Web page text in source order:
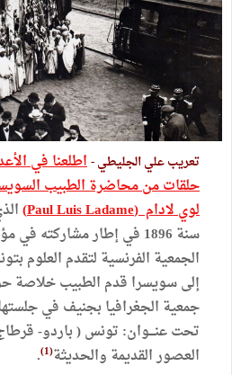
تعريب علي الجليطي -اطلعنا في
حلقات من محاضرة الطبيب
لوي لادام (Paul Luis Ladame)
سنة 1896 في إطار مشاركته
الجمعية الفرنسية لتقدم العلوم
إلى سويسرا قدم الطبيب خلاصة
تحت عنـــوان: تونس ( باردو-
العصور القديمة والحديثة(1)
.